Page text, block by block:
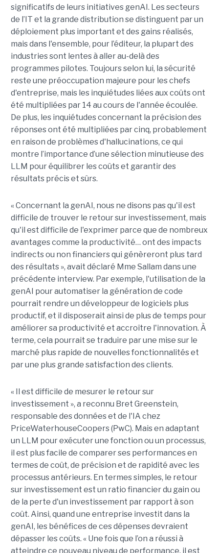
significatifs de leurs initiatives genAI. Les secteurs
de l’IT et la grande distribution se distinguent par un
déploiement plus important et des gains réalisés,
mais dans l'ensemble, pour l’éditeur, la plupart des
industries sont lentes à aller au-delà des
programmes pilotes. Toujours selon lui, la sécurité
reste une préoccupation majeure pour les chefs
d'entreprise, mais les inquiétudes liées aux coûts ont
été multipliées par 14 au cours de l'année écoulée.
De plus, les inquiétudes concernant la précision des
réponses ont été multipliées par cinq, probablement
en raison de problèmes d'hallucinations, ce qui
montre l’importance d’une sélection minutieuse des
LLM pour équilibrer les coûts et garantir des
résultats précis et sûrs.
« Concernant la genAI, nous ne disons pas qu'il est
difficile de trouver le retour sur investissement, mais
qu'il est difficile de l'exprimer parce que de nombreux
avantages comme la productivité… ont des impacts
indirects ou non financiers qui génèreront plus tard
des résultats », avait déclaré Mme Sallam dans une
précédente interview. Par exemple, l'utilisation de la
genAI pour automatiser la génération de code
pourrait rendre un développeur de logiciels plus
productif, et il disposerait ainsi de plus de temps pour
améliorer sa productivité et accroître l'innovation. À
terme, cela pourrait se traduire par une mise sur le
marché plus rapide de nouvelles fonctionnalités et
par une plus grande satisfaction des clients.
« Il est difficile de mesurer le retour sur
investissement », a reconnu Bret Greenstein,
responsable des données et de l'IA chez
PriceWaterhouseCoopers (PwC). Mais en adaptant
un LLM pour exécuter une fonction ou un processus,
il est plus facile de comparer ses performances en
termes de coût, de précision et de rapidité avec les
processus antérieurs. En termes simples, le retour
sur investissement est un ratio financier du gain ou
de la perte d'un investissement par rapport à son
coût. Ainsi, quand une entreprise investit dans la
genAI, les bénéfices de ces dépenses devraient
dépasser les coûts. « Une fois que l’on a réussi à
atteindre ce nouveau niveau de performance, il est